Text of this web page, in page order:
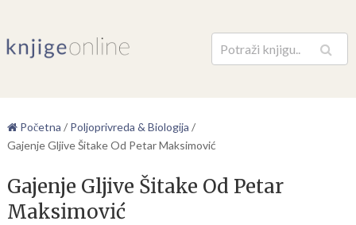
Pretraga
Početna / Poljoprivreda & Biologija /
Gajenje Gljive Šitake Od Petar Maksimović
Gajenje Gljive Šitake Od Petar
Maksimović